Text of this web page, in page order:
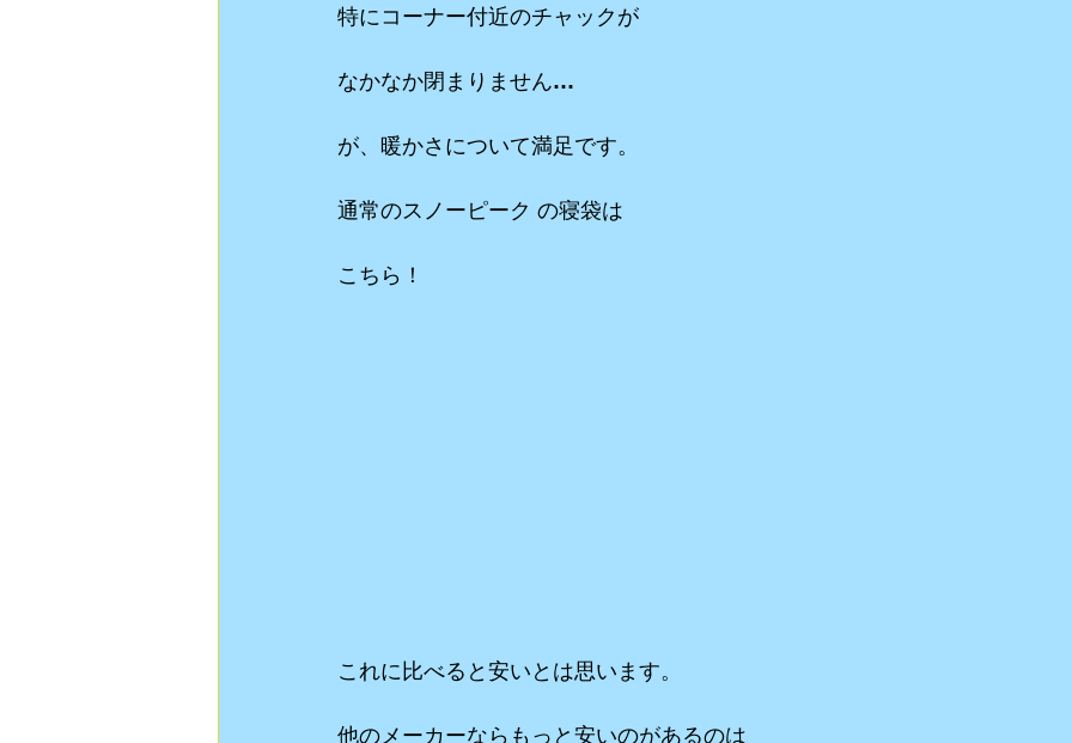
特にコーナー付近のチャックが
なかなか閉まりません…
が、暖かさについて満足です。
通常のスノーピーク の寝袋は
こちら！
これに比べると安いとは思います。
他のメーカーならもっと安いのがあるのは